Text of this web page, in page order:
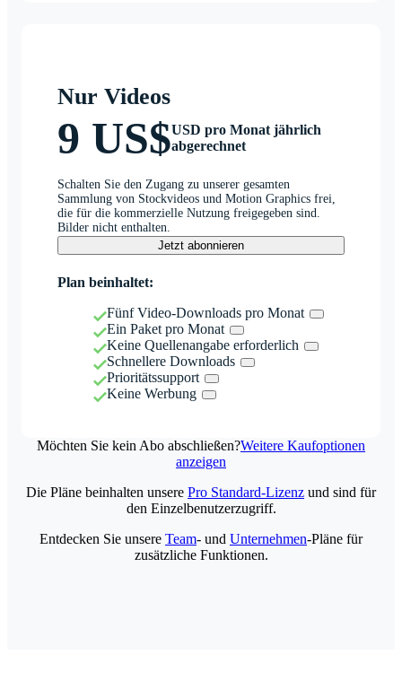
Nur Videos
9 US$USD pro Monat jährlich
abgerechnet
Schalten Sie den Zugang zu unserer gesamten
Sammlung von Stockvideos und Motion Graphics frei,
die für die kommerzielle Nutzung freigegeben sind.
Bilder nicht enthalten.
Jetzt abonnieren
Plan beinhaltet:
Fünf Video-Downloads pro Monat
Ein Paket pro Monat
Keine Quellenangabe erforderlich
Schnellere Downloads
Prioritätssupport
Keine Werbung
Möchten Sie kein Abo abschließen?Weitere Kaufoptionen
anzeigen
Die Pläne beinhalten unsere Pro Standard-Lizenz und sind für
den Einzelbenutzerzugriff.
Entdecken Sie unsere Team- und Unternehmen-Pläne für
zusätzliche Funktionen.